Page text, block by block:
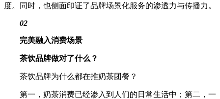
度。同时，也侧面印证了品牌场景化服务的渗透力与传播力。
02
完美融入消费场景
茶饮品牌做对了什么？
茶饮品牌为什么都在推奶茶团餐？
第一，奶茶消费已经渗入到人们的日常生活中；第二，一